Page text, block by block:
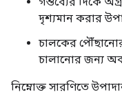
দৃশ্যমান করার
চালকের
চালানোর জন্য
নিম্নোক্ত সারণিতে